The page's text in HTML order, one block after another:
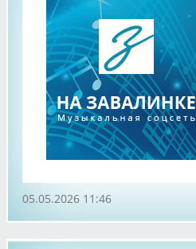
05.05.2026 11:46